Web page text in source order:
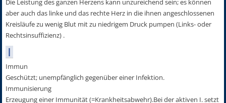
Die Leistung des ganzen Herzens kann unzureichend sein; es können
aber auch das linke und das rechte Herz in die ihnen angeschlossenen
Kreisläufe zu wenig Blut mit zu niedrigem Druck pumpen (Links- oder
Rechtsinsuffizienz) .
I
Immun
Geschützt; unempfänglich gegenüber einer Infektion.
Immunisierung
Erzeugung einer Immunität (=Krankheitsabwehr).Bei der aktiven I. setzt